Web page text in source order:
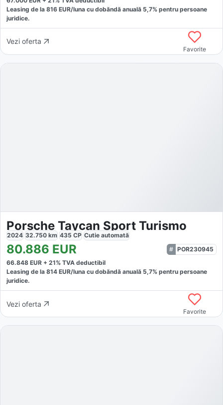
Leasing de la 816 EUR/luna cu dobăndă anuală 5,7% pentru persoane
juridice.
Vezi oferta
Favorite
Porsche Taycan Sport Turismo
2024 32.750 km 435 CP Cutie automată
80.886 EUR
POR230945
66.848 EUR + 21% TVA deductibil
Leasing de la 814 EUR/luna cu dobăndă anuală 5,7% pentru persoane
juridice.
Vezi oferta
Favorite